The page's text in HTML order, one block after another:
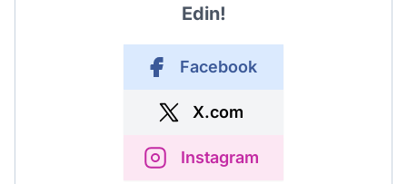
Edin!
Facebook
X.com
Instagram